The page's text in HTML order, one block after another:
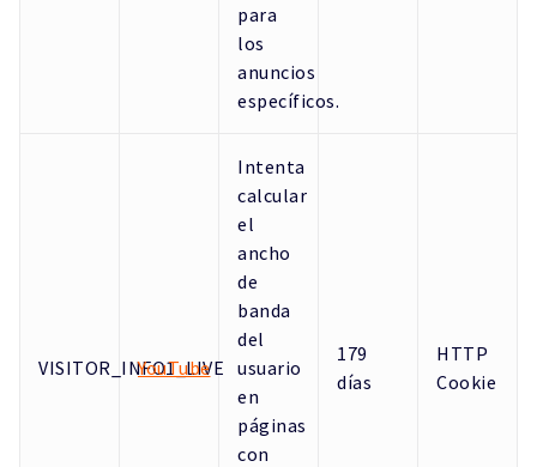
para
los
anuncios
específicos.
VISITOR_INFO1_LIVE
YouTube
Intenta
calcular
el
ancho
de
banda
del
usuario
en
páginas
con
179
días
HTTP
Cookie